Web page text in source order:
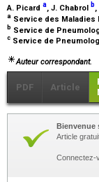
A. Picard a, J. Chabrol b
a Service des Maladies
b Service de
c Service de
Auteur correspondant.
PDF Article
Bienvenue
Article
Connectez-